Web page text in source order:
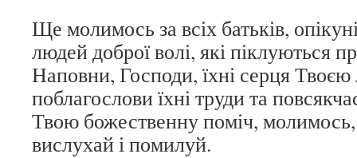
Ще молимось за всіх батьків,
людей доброї волі, які піклуються
Наповни, Господи, їхні серця
поблагослови їхні труди та
Твою божественну поміч,
вислухай і помилуй.